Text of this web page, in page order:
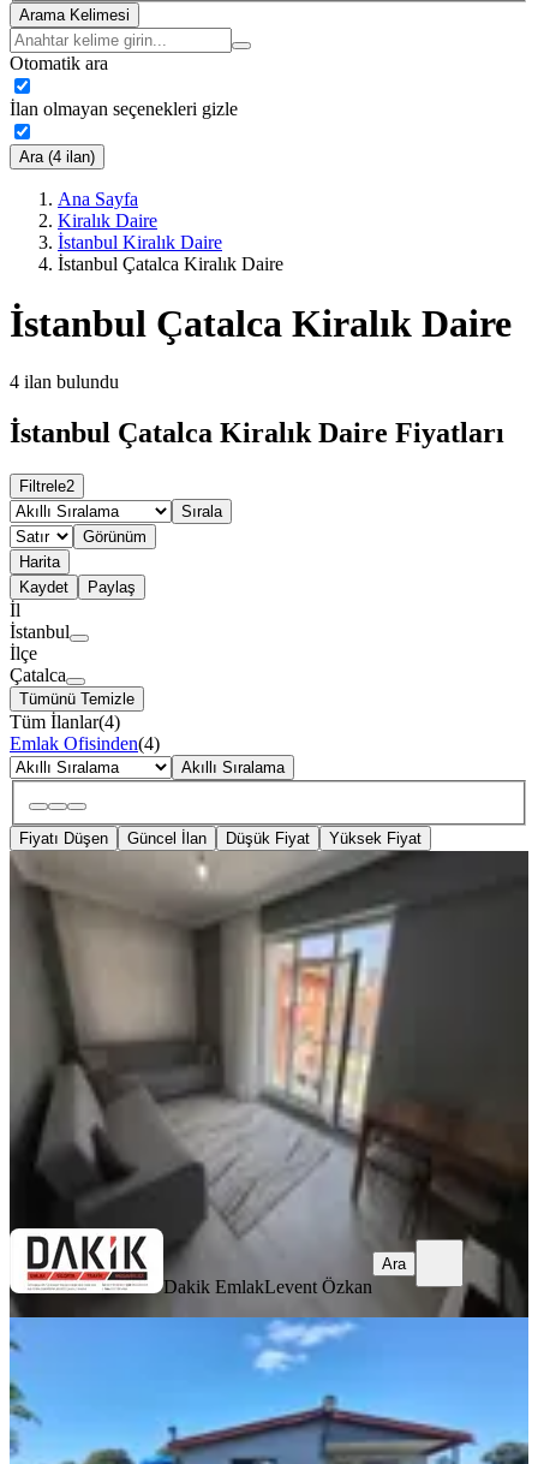
Arama Kelimesi
Otomatik ara
İlan olmayan seçenekleri gizle
Ara (4 ilan)
Ana Sayfa
Kiralık Daire
İstanbul Kiralık Daire
İstanbul Çatalca Kiralık Daire
İstanbul Çatalca Kiralık Daire
4 ilan bulundu
İstanbul Çatalca Kiralık Daire Fiyatları
Filtrele2
Sırala
Görünüm
Harita
Kaydet
Paylaş
İl
İstanbul
İlçe
Çatalca
Tümünü Temizle
Tüm İlanlar(4)
Emlak Ofisinden(4)
Akıllı Sıralama
Fiyatı Düşen Güncel İlan Düşük Fiyat Yüksek Fiyat
MANZARALI
Dakik Emlaktan Çiftlik Sokakta
Eşyalı Ara Kat 2+1 Daire..
Çatalca, Ferhatpaşa Mahallesi
1. Kat · 28.07.2026
36.000 ₺
Dakik Emlak Levent Özkan
Dakik EmlakLevent Özkan
Ara
%
Çatalca Bin Kılıç Ta Satlık Bahçeli
Asra 1+1 Yapısı Olan Su Yu Elektiriy
Olan Bir Yer
Çatalca, Dağyenice Mahallesi